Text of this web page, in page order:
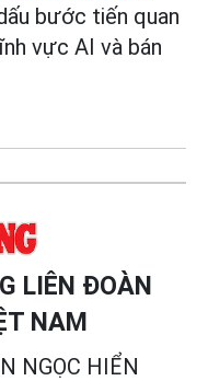
bước tiến quan
vực AI và bán
LIÊN ĐOÀN
NAM
NGỌC HIỂN